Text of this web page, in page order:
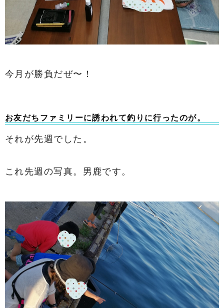
今月が勝負だぜ〜！
お友だちファミリーに誘われて釣りに行ったのが。
それが先週でした。
これ先週の写真。男鹿です。